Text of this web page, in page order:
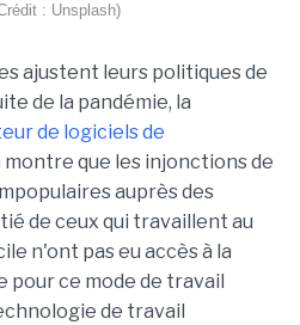
: Unsplash)
ajustent leurs politiques de
de la pandémie, la
de logiciels de
montre que les injonctions de
auprès des
de ceux qui travaillent au
n'ont pas eu accès à la
ce mode de travail
de travail